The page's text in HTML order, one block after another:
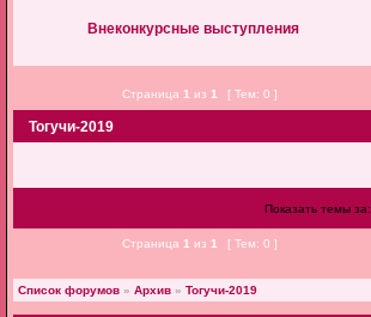
Внеконкурсные выступления
Страница 1 из 1 [ Тем: 0 ]
Тогучи-2019
Показать темы за:
Страница 1 из 1 [ Тем: 0 ]
Список форумов » Архив » Тогучи-2019